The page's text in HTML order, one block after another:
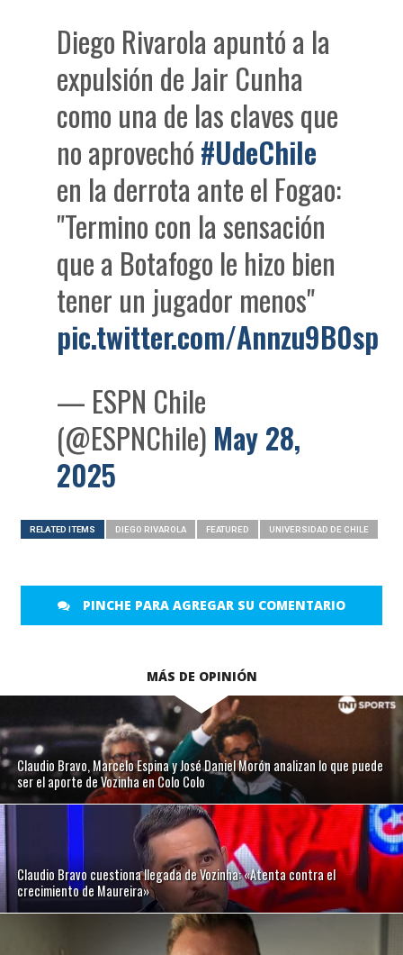
Diego Rivarola apuntó a la
expulsión de Jair Cunha
como una de las claves que
no aprovechó#UdeChile
en la derrota ante el Fogao:
"Termino con la sensación
que a Botafogo le hizo bien
tener un jugador menos"
pic.twitter.com/Annzu9B0sp
— ESPN Chile
(@ESPNChile) May 28,
2025
RELATED ITEMS DIEGO RIVAROLA FEATURED UNIVERSIDAD DE CHILE
PINCHE PARA AGREGAR SU COMENTARIO
MÁS DE OPINIÓN
Claudio Bravo, Marcelo Espina y José Daniel Morón analizan lo que puede
ser el aporte de Vozinha en Colo Colo
Claudio Bravo cuestiona llegada de Vozinha: «Atenta contra el
crecimiento de Maureira»